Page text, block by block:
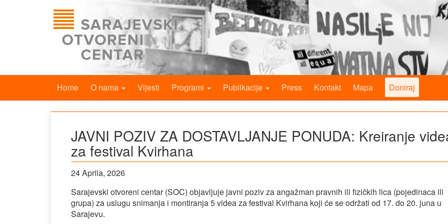
Home O nama Vijesti Programi Publikacije Press Kontakt Mapa Doniraj
JAVNI POZIV ZA DOSTAVLJANJE PONUDA: Kreiranje
za festival Kvirhana
24 Aprila, 2026
Sarajevski otvoreni centar (SOC) objavljuje javni poziv za angažman pravnih ili fizičkih lica (pojedinaca ili
grupa) za uslugu snimanja i montiranja 5 videa za festival Kvirhana koji će se održati od 17. do 20. juna u
Sarajevu.